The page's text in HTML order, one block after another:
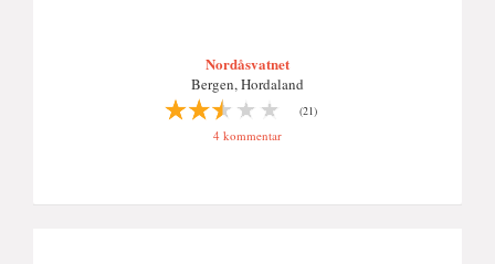
Nordåsvatnet
Bergen, Hordaland
(21)
4 kommentar